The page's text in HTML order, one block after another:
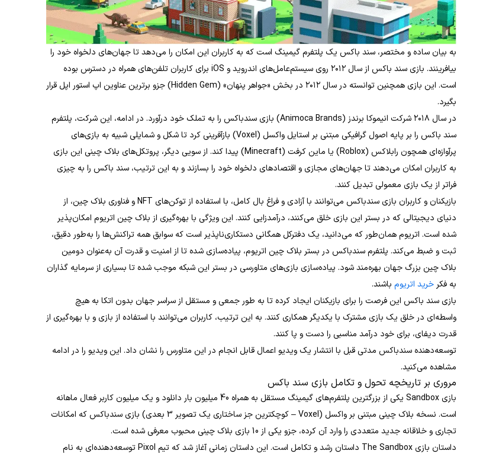
به بیان ساده و مختصر، سند باکس یک پلتفرم گیمینگ است که به کاربران این امکان را می‌دهد تا جهان‌های دلخواه خود را
بیافرینند. بازی سند باکس از سال ۲۰۱۲ روی سیستم‌عامل‌های اندروید و iOS برای کاربران تلفن‌های همراه در دسترس بوده
است. این بازی همچنین توانسته در سال ۲۰۱۲ در بخش «جواهر پنهان» (Hidden Gem) جزو برترین عناوین اپ استور اپل قرار
بگیرد.
در سال ۲۰۱۸ شرکت انیموکا برندز (Animoca Brands) بازی سندباکس را به تملک خود درآورد. در ادامه، این شرکت، پلتفرم
سند باکس را بر پایه اصول گرافیکی مبتنی بر استایل واکسل (Voxel) بازآفرینی کرد تا شکل و شمایلی شبیه به بازی‌های
پرآوازه‌ای همچون رابلاکس (Roblox) یا ماین کرفت (Minecraft) پیدا کند. از سویی دیگر، پروتکل‌های بلاک چینی این بازی
به کاربران امکان می‌دهند تا جهان‌های مجازی و اقتصادهای دلخواه خود را بسازند و به این ترتیب، سند باکس را به چیزی
فراتر از یک بازی معمولی تبدیل کنند.
بازیکنان و کاربران بازی سندباکس می‌توانند با آزادی و فراغ بال کامل، با استفاده از توکن‌های NFT و فناوری بلاک چین، از
دنیای دیجیتالی که در بستر این بازی خلق می‌کنند، درآمدزایی کنند. این ویژگی با بهره‌گیری از بلاک چین اتریوم امکان‌پذیر
شده است. اتریوم همان‌طور که می‌دانید، یک دفترکل همگانی دستکاری‌ناپذیر است که سوابق همه تراکنش‌ها را به‌طور دقیق،
ثبت و ضبط می‌کند. پلتفرم سندباکس در بستر بلاک چین اتریوم، پیاده‌سازی شده تا از امنیت و قدرت آن به‌عنوان دومین
بلاک چین بزرگ جهان بهره‌مند شود. پیاده‌سازی بازی‌های متاورسی در بستر این شبکه موجب شده تا بسیاری از سرمایه گذاران
به فکر خرید اتریوم باشند.
بازی سند باکس این فرصت را برای بازیکنان ایجاد کرده تا به طور جمعی و مستقل از سراسر جهان بدون اتکا به هیچ
واسطه‌ای در خلق یک بازی مشترک با یکدیگر همکاری کنند. به این ترتیب، کاربران می‌توانند با استفاده از بازی و با بهره‌گیری از
قدرت دیفای، برای خود درآمد مناسبی را دست و پا کنند.
توسعه‌دهنده سندباکس مدتی قبل با انتشار یک ویدیو اعمال قابل انجام در این متاورس را نشان داد. این ویدیو را در ادامه
مشاهده می‌کنید.
مروری بر تاریخچه تحول و تکامل بازی سند باکس
بازی Sandbox یکی از بزرگترین پلتفرم‌های گیمینگ مستقل به همراه 40 میلیون بار دانلود و یک میلیون کاربر فعال ماهانه
است. نسخه بلاک چینی مبتنی بر واکسل (Voxel – کوچکترین جز ساختاری یک تصویر 3 بعدی) بازی سندباکس که امکانات
تجاری و خلاقانه جدید متعددی را وارد آن کرده، جزو یکی از 10 بازی بلاک چینی محبوب معرفی شده است.
داستان بازی The Sandbox داستان رشد و تکامل است. این داستان زمانی آغاز شد که تیم Pixol توسعه‌دهنده‌ای به نام